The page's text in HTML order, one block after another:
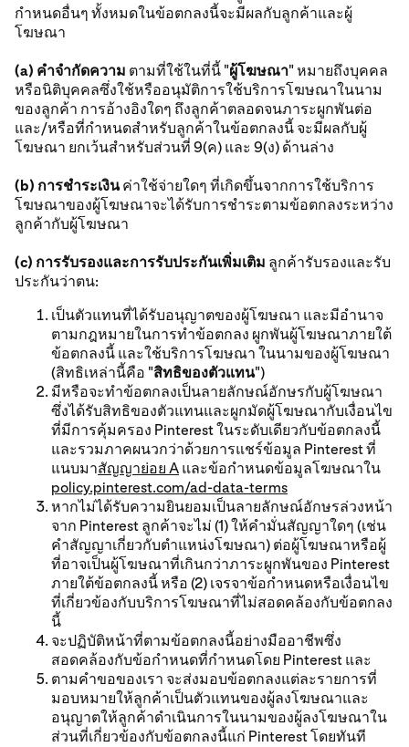
กำหนดอื่นๆ ทั้งหมดในข้อตกลงนี้จะมีผลกับลูกค้าและผู้
โฆษณา
(a) คําจํากัดความ ตามที่ใช้ในที่นี้ "ผู้โฆษณา" หมายถึงบุคคล
หรือนิติบุคคลซึ่งใช้หรืออนุมัติการใช้บริการโฆษณาในนาม
ของลูกค้า การอ้างอิงใดๆ ถึงลูกค้าตลอดจนภาระผูกพันต่อ
และ/หรือที่กำหนดสำหรับลูกค้าในข้อตกลงนี้ จะมีผลกับผู้
โฆษณา ยกเว้นสำหรับส่วนที่ 9(ค) และ 9(ง) ด้านล่าง
(b) การชําระเงินค่าใช้จ่ายใดๆ ที่เกิดขึ้นจากการใช้บริการ
โฆษณาของผู้โฆษณาจะได้รับการชำระตามข้อตกลงระหว่าง
ลูกค้ากับผู้โฆษณา
(c) การรับรองและการรับประกันเพิ่มเติม ลูกค้ารับรองและรับ
ประกันว่าตน:
เป็นตัวแทนที่ได้รับอนุญาตของผู้โฆษณา และมีอำนาจ
ตามกฎหมายในการทำข้อตกลง ผูกพันผู้โฆษณาภายใต้
ข้อตกลงนี้ และใช้บริการโฆษณา ในนามของผู้โฆษณา
(สิทธิเหล่านี้คือ "สิทธิของตัวแทน")
มีหรือจะทำข้อตกลงเป็นลายลักษณ์อักษรกับผู้โฆษณา
ซึ่งได้รับสิทธิของตัวแทนและผูกมัดผู้โฆษณากับเงื่อนไข
ที่มีการคุ้มครอง Pinterest ในระดับเดียวกับข้อตกลงนี้
และรวมภาคผนวกว่าด้วยการแชร์ข้อมูล Pinterest ที่
แนบมาสัญญาย่อย A และข้อกําหนดข้อมูลโฆษณาใน
policy.pinterest.com/ad-data-terms
หากไม่ได้รับความยินยอมเป็นลายลักษณ์อักษรล่วงหน้า
จาก Pinterest ลูกค้าจะไม่ (1) ให้คำมั่นสัญญาใดๆ (เช่น
คำสัญญาเกี่ยวกับตำแหน่งโฆษณา) ต่อผู้โฆษณาหรือผู้
ที่อาจเป็นผู้โฆษณาที่เกินกว่าภาระผูกพันของ Pinterest
ภายใต้ข้อตกลงนี้ หรือ (2) เจรจาข้อกำหนดหรือเงื่อนไข
ที่เกี่ยวข้องกับบริการโฆษณาที่ไม่สอดคล้องกับข้อตกลง
นี้
จะปฏิบัติหน้าที่ตามข้อตกลงนี้อย่างมืออาชีพซึ่ง
สอดคล้องกับข้อกำหนดที่กำหนดโดย Pinterest และ
ตามคำขอของเรา จะส่งมอบข้อตกลงแต่ละรายการที่
มอบหมายให้ลูกค้าเป็นตัวแทนของผู้ลงโฆษณาและ
อนุญาตให้ลูกค้าดำเนินการในนามของผู้ลงโฆษณาใน
ส่วนที่เกี่ยวข้องกับข้อตกลงนี้แก่ Pinterest โดยทันที